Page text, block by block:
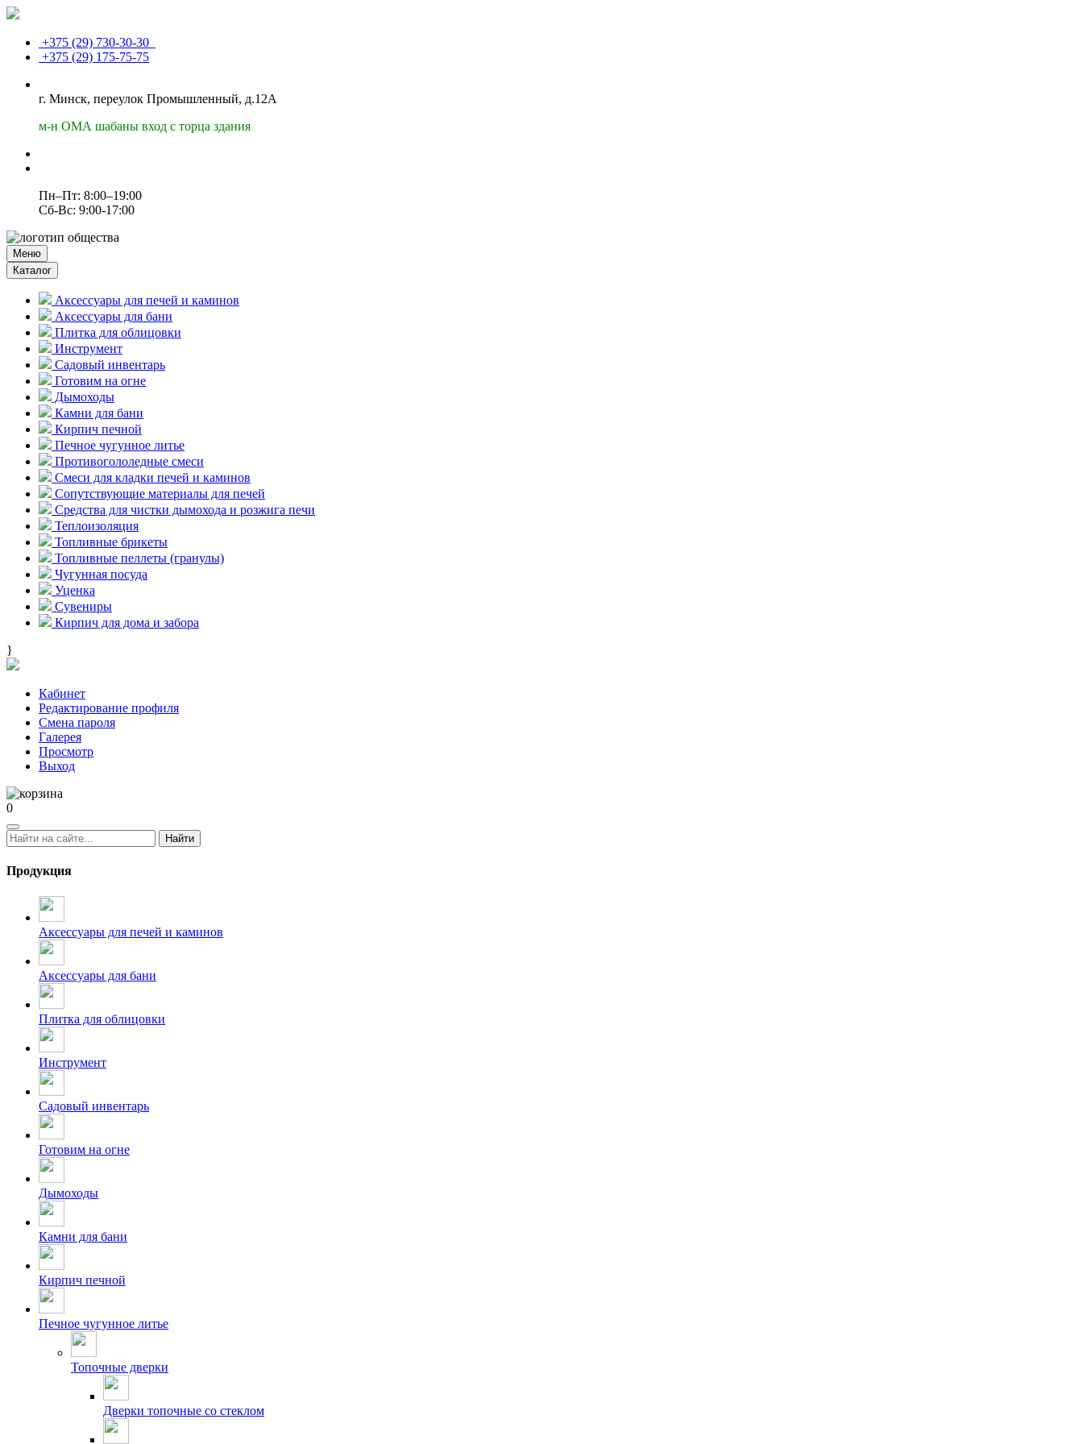
+375 (29) 730-30-30
+375 (29) 175-75-75
г. Минск, переулок Промышленный, д.12А
м-н ОМА шабаны вход с торца здания
Пн–Пт: 8:00–19:00
Сб-Вс: 9:00-17:00
Меню
Каталог
Аксессуары для печей и каминов
Аксессуары для бани
Плитка для облицовки
Инструмент
Садовый инвентарь
Готовим на огне
Дымоходы
Камни для бани
Кирпич печной
Печное чугунное литье
Противогололедные смеси
Смеси для кладки печей и каминов
Сопутствующие материалы для печей
Средства для чистки дымохода и розжига печи
Теплоизоляция
Топливные брикеты
Топливные пеллеты (гранулы)
Чугунная посуда
Уценка
Сувениры
Кирпич для дома и забора
}
Кабинет
Редактирование профиля
Смена пароля
Галерея
Просмотр
Выход
0
Найти
Продукция
Аксессуары для печей и каминов
Аксессуары для бани
Плитка для облицовки
Инструмент
Садовый инвентарь
Готовим на огне
Дымоходы
Камни для бани
Кирпич печной
Печное чугунное литье
Топочные дверки
Дверки топочные со стеклом